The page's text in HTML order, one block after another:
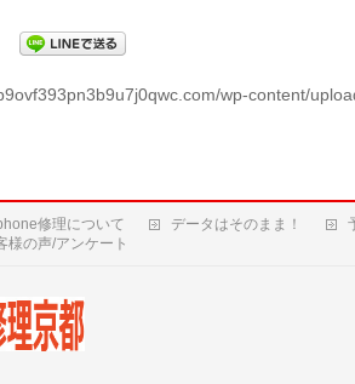
wp-content/
修理について データはそのまま！
様の声/アンケート